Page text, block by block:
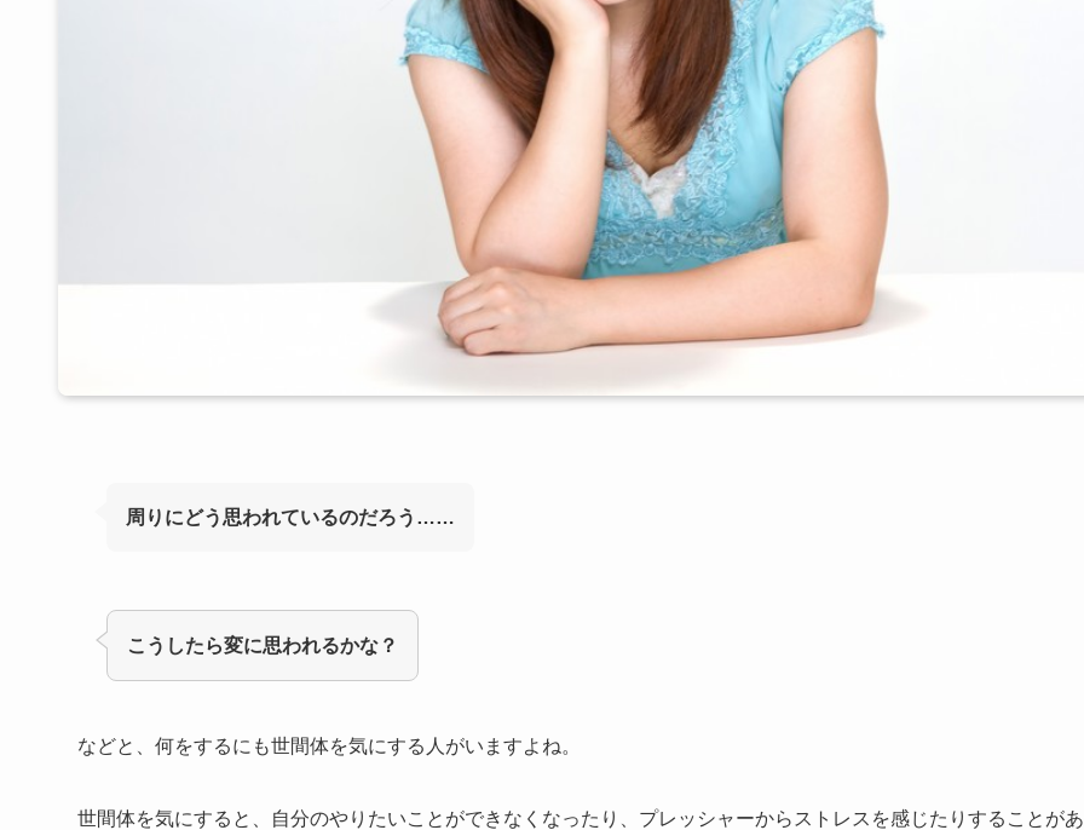
周りにどう思われているのだろう……
こうしたら変に思われるかな？
などと、何をするにも世間体を気にする人がいますよね。
世間体を気にすると、自分のやりたいことができなくなったり、プレッシャーからストレスを感じたりすることがあ